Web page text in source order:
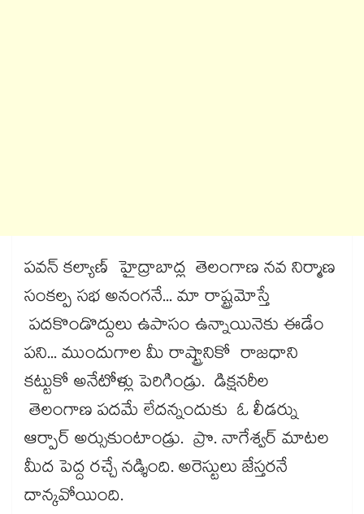
పవన్ కల్యాణ్ హైద్రాబాద్ల తెలంగాణ నవ నిర్మాణ
సంకల్ప సభ అనంగనే... మా రాష్ట్రమోస్తే
పదకొండొద్దులు ఉపాసం ఉన్నాయినెకు ఈడేం
పని... ముందుగాల మీ రాష్ట్రానికో రాజధాని
కట్టుకో అనేటోళ్లు పెరిగిండ్రు. డిక్షనరీల
తెలంగాణ పదమే లేదన్నందుకు ఓ లీడర్ను
ఆర్పార్ అర్సుకుంటాండ్రు. ప్రొ. నాగేశ్వర్ మాటల
మీద పెద్ద రచ్చే నడ్శింది. అరెస్టులు జేస్తరనే
దాన్కవోయింది.